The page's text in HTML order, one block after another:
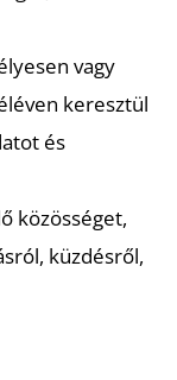
vagy
keresztül
és
közösséget,
küzdésről,